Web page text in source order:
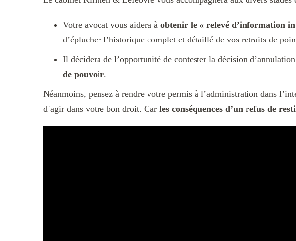
Votre avocat vous aidera à obtenir le « relevé d’information
d’éplucher l’historique complet et détaillé de vos retraits de
Il décidera de l’opportunité de contester la décision d’annulation
de pouvoir.
Néanmoins, pensez à rendre votre permis à l’administration dans
d’agir dans votre bon droit. Car les conséquences d’un refus de